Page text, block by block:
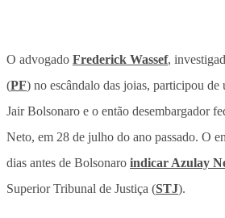
O advogado Frederick Wassef,
(PF) no escândalo das joias, participou de
Jair Bolsonaro e o então desembargador
Neto, em 28 de julho do ano passado. O
dias antes de Bolsonaro indicar Azulay
Superior Tribunal de Justiça (STJ).